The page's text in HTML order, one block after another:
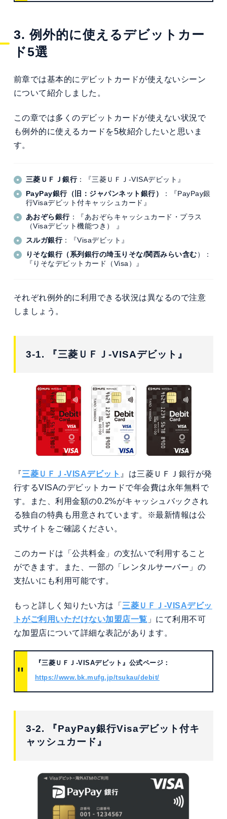
3. 例外的に使えるデビットカー
ド5選
前章では基本的にデビットカードが使えないシーン
について紹介しました。
この章では多くのデビットカードが使えない状況で
も例外的に使えるカードを5枚紹介したいと思いま
す。
三菱ＵＦＪ銀行：『三菱ＵＦＪ-VISAデビット』
PayPay銀行（旧：ジャパンネット銀行）
：『PayPay銀
行Visaデビット付キャッシュカード』
あおぞら銀行：『あおぞらキャッシュカード・プラス
（Visaデビット機能つき） 』
スルガ銀行：『Visaデビット』
りそな銀行（系列銀行の埼玉りそな/関西みらい含む）：
『りそなデビットカード（Visa）』
それぞれ例外的に利用できる状況は異なるので注意
しましょう。
3-1. 『三菱ＵＦＪ-VISAデビット』
『三菱ＵＦＪ-VISAデビット 』は三菱ＵＦＪ銀行が発
行するVISAのデビットカードで年会費は永年無料で
す。また、利用金額の0.2%がキャッシュバックされ
る独自の特典も用意されています。※最新情報は公
式サイトをご確認ください。
このカードは「公共料金」の支払いで利用すること
ができます。また、一部の「レンタルサーバー」の
支払いにも利用可能です。
もっと詳しく知りたい方は「 三菱ＵＦＪ-VISAデビッ
トがご利用いただけない加盟店一覧 」にて利用不可
な加盟店について詳細な表記があります。
『三菱ＵＦＪ-VISAデビット』公式ページ：
https://www.bk.mufg.jp/tsukau/debit/
3-2. 『PayPay銀行Visaデビット付キ
ャッシュカード』